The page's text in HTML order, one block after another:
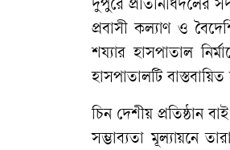
দুপুরে প্রতিনিধিদলের
প্রবাসী কল্যাণ ও
শয্যার হাসপাতাল
হাসপাতালটি
চিন দেশীয় প্রতিষ্ঠান
সম্ভাব্যতা মূল্যায়নে